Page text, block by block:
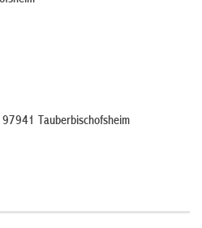
Tauberbischofsheim